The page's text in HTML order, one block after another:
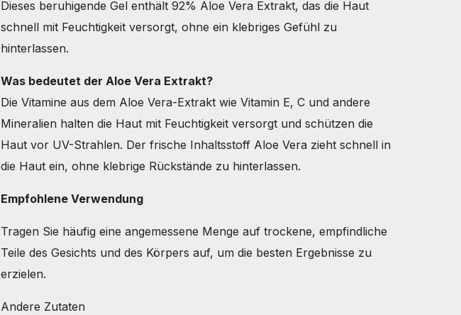
Dieses beruhigende Gel enthält 92% Aloe Vera Extrakt, das die Haut
schnell mit Feuchtigkeit versorgt, ohne ein klebriges Gefühl zu
hinterlassen.
Was bedeutet der Aloe Vera Extrakt?
Die Vitamine aus dem Aloe Vera-Extrakt wie Vitamin E, C und andere
Mineralien halten die Haut mit Feuchtigkeit versorgt und schützen die
Haut vor UV-Strahlen. Der frische Inhaltsstoff Aloe Vera zieht schnell in
die Haut ein, ohne klebrige Rückstände zu hinterlassen.
Empfohlene Verwendung
Tragen Sie häufig eine angemessene Menge auf trockene, empfindliche
Teile des Gesichts und des Körpers auf, um die besten Ergebnisse zu
erzielen.
Andere Zutaten